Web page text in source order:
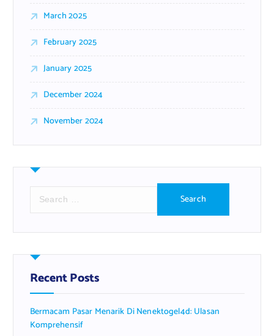
March 2025
February 2025
January 2025
December 2024
November 2024
r
h
f
o
:
Recent Posts
Bermacam Pasar Menarik Di Nenektogel4d: Ulasan
Komprehensif